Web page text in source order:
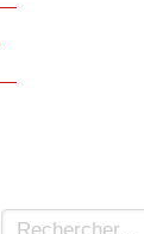
Rechercher